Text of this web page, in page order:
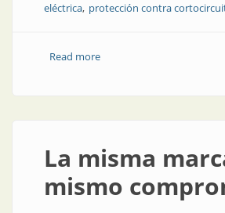
eléctrica protección contra
Read moreabout ¿Sabías qué
La misma
mismo